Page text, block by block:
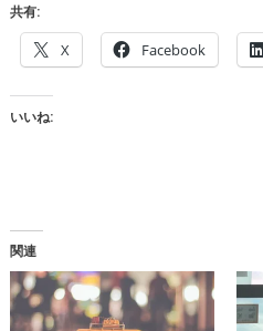
共有:
X Facebook
いいね:
関連